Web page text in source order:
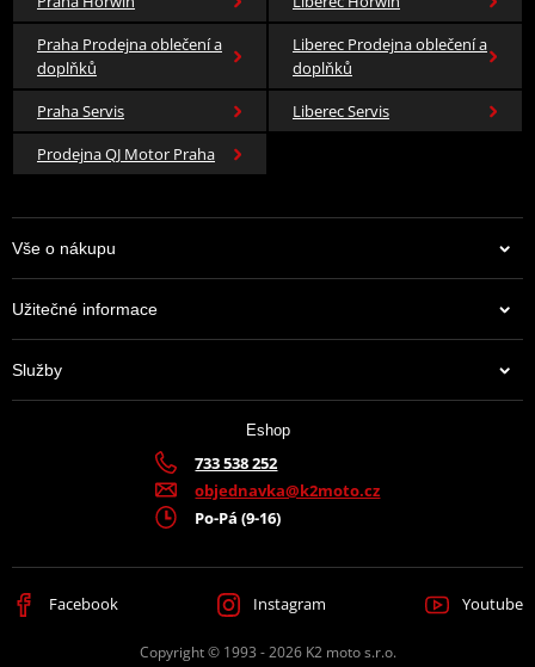
Praha Prodejna oblečení a
doplňků
Liberec Prodejna oblečení a
doplňků
Praha Servis
Liberec Servis
Prodejna QJ Motor Praha
Vše o nákupu
Užitečné informace
Služby
Eshop
733 538 252
objednavka@k2moto.cz
Po-Pá (9-16)
Facebook Instagram Youtube
Copyright © 1993 - 2026 K2 moto s.r.o.